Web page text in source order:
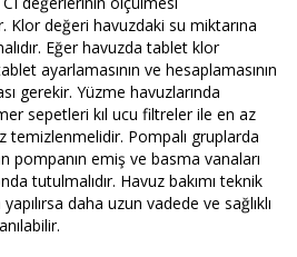
Klor değeri havuzdaki su miktarına
Eğer havuzda tablet klor
ayarlamasının ve hesaplamasının
gerekir. Yüzme havuzlarında
sepetleri kıl ucu filtreler ile en az
temizlenmelidir. Pompalı gruplarda
pompanın emiş ve basma vanaları
tutulmalıdır. Havuz bakımı teknik
daha uzun vadede ve sağlıklı